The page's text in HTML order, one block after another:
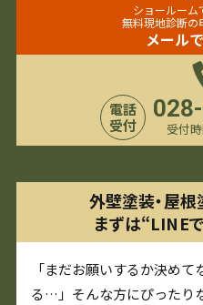
ショールーム
無料現地診断の
メール
電話
受付
受付時
外壁塗装・屋根
まずは“LINE
「まだお願いするか決め
る…」そんな方にぴったり